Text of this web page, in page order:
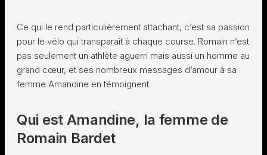
Ce qui le rend particulièrement attachant, c’est sa passion
pour le vélo qui transparaît à chaque course. Romain n’est
pas seulement un athlète aguerri mais aussi un homme au
grand cœur, et ses nombreux messages d’amour à sa
femme Amandine en témoignent.
Qui est Amandine, la femme de
Romain Bardet